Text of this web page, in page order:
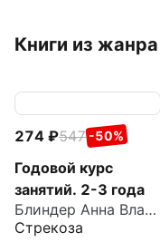
Книги из жанра
274 547 -50%
Годовой курс
занятий. 2-3 года
Блиндер Анна Владимировна
Стрекоза